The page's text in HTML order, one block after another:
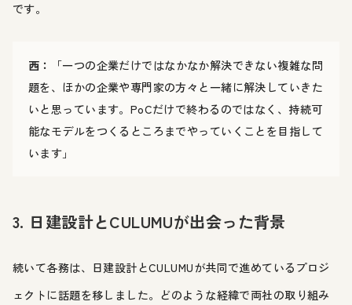
です。
西：
「一つの企業だけではなかなか解決できない複雑な問
題を、ほかの企業や専門家の方々と一緒に解決していきた
いと思っています。PoCだけで終わるのではなく、持続可
能なモデルをつくるところまでやっていくことを目指して
います」
3. 日建設計とCULUMUが出会った背景
続いて各務は、日建設計とCULUMUが共同で進めているプロジ
ェクトに話題を移しました。どのような経緯で両社の取り組み